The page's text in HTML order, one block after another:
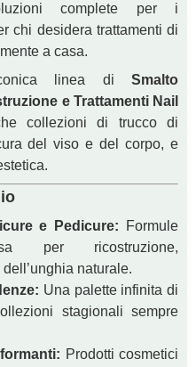
complete per i
chi desidera trattamenti di
a casa.
linea di Smalto
e Trattamenti Nail
collezioni di trucco di
del viso e del corpo, e
e Pedicure: Formule
per ricostruzione,
naturale.
Una palette infinita di
stagionali sempre
Prodotti cosmetici